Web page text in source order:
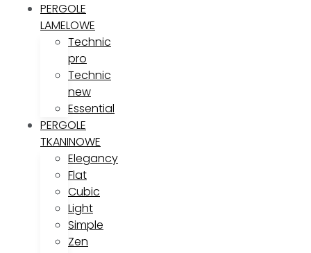
PERGOLE
LAMELOWE
Technic
pro
Technic
new
Essential
PERGOLE
TKANINOWE
Elegancy
Flat
Cubic
Light
Simple
Zen